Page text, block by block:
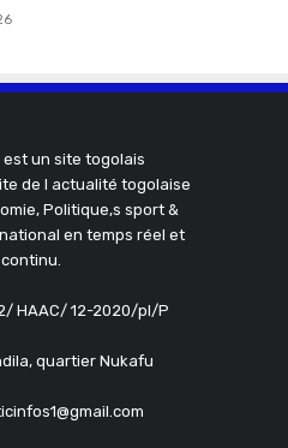
un site togolais
de l actualité togolaise
Politique,s sport &
en temps réel et
HAAC/ 12-2020/pl/P
quartier Nukafu